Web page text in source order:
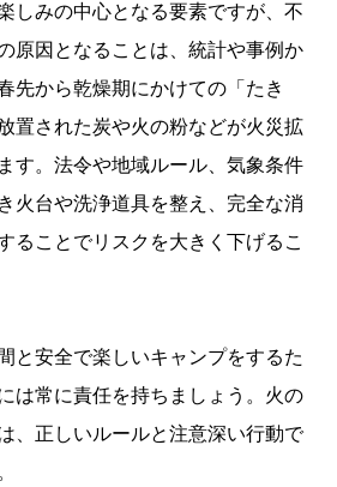
しみの中心となる要素ですが、不
原因となることは、統計や事例か
先から乾燥期にかけての「たき
置された炭や火の粉などが火災拡
す。法令や地域ルール、気象条件
火台や洗浄道具を整え、完全な消
ることでリスクを大きく下げるこ
と安全で楽しいキャンプをするた
は常に責任を持ちましょう。火の
、正しいルールと注意深い行動で